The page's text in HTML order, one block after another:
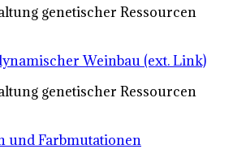
genetischer Ressourcen
Weinbau (ext. Link)
genetischer Ressourcen
und Farbmutationen